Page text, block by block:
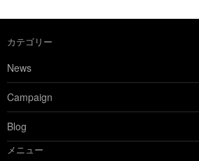
カテゴリー
News
Campaign
Blog
メニュー